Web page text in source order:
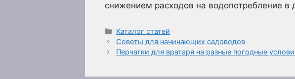
снижением расходов на водопотребление в
Рубрики
Каталог статей
Советы для начинающих садоводов
Перчатки для вратаря на разные погодные